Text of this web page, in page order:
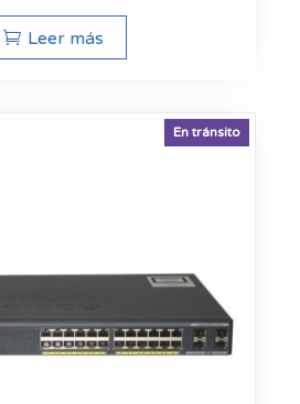
Leer más
En tránsito